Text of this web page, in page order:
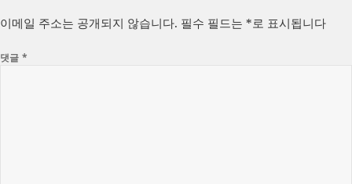
이메일 주소는 공개되지 않습니다. 필수 필드는 *로 표시됩니다
댓글*